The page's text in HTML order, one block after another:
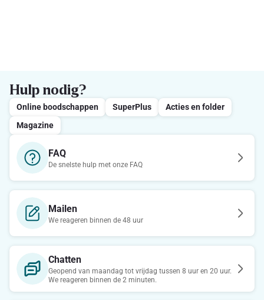
Hulp nodig?
Online boodschappen SuperPlus
Acties en folder
Magazine
FAQ
De snelste hulp met onze FAQ
Mailen
We reageren binnen de 48 uur
Chatten
Geopend van maandag tot vrijdag tussen 8 uur en 20 uur.
We reageren binnen de 2 minuten.